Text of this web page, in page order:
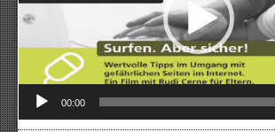
00:00